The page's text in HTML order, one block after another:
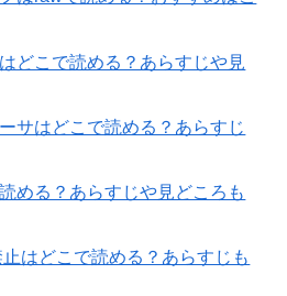
どこで読める？あらすじや見
サはどこで読める？あらすじ
める？あらすじや見どころも
はどこで読める？あらすじも